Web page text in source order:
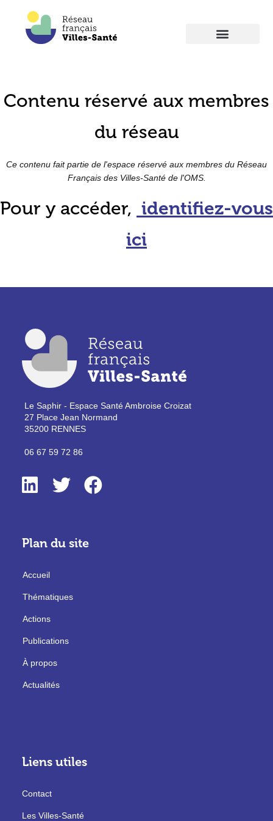
Contenu réservé aux membres
du réseau
Ce contenu fait partie de l'espace réservé aux membres du Réseau
Français des Villes-Santé de l'OMS.
Pour y accéder, identifiez-vous
ici
Le Saphir - Espace Santé Ambroise Croizat
27 Place Jean Normand
35200 RENNES
06 67 59 72 86
Plan du site
Accueil
Thématiques
Actions
Publications
À propos
Actualités
Liens utiles
Contact
Les Villes-Santé